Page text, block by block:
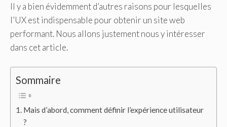
Il y a bien évidemment d’autres raisons pour lesquelles
l’UX est indispensable pour obtenir un site web
performant. Nous allons justement nous y intéresser
dans cet article.
Sommaire
Mais d’abord, comment définir l’expérience utilisateur
?